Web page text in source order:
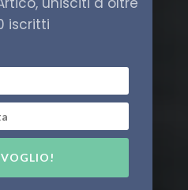
si abbassa:
iscritti
VOGLIO!